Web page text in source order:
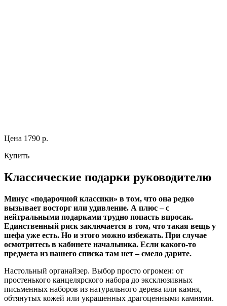
Цена 1790 р.
Купить
Классические подарки руководителю
Минус «подарочной классики» в том, что она редко
вызывает восторг или удивление. А плюс – с
нейтральными подарками трудно попасть впросак.
Единственный риск заключается в том, что такая вещь у
шефа уже есть. Но и этого можно избежать. При случае
осмотритесь в кабинете начальника. Если какого-то
предмета из нашего списка там нет – смело дарите.
Настольный органайзер. Выбор просто огромен: от
простенького канцелярского набора до эксклюзивных
письменных наборов из натурального дерева или камня,
обтянутых кожей или украшенных драгоценными камнями.